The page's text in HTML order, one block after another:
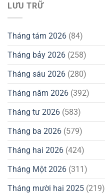
LƯU TRỮ
Tháng tám 2026 (84)
Tháng bảy 2026 (258)
Tháng sáu 2026 (280)
Tháng năm 2026 (392)
Tháng tư 2026 (583)
Tháng ba 2026 (579)
Tháng hai 2026 (424)
Tháng Một 2026 (311)
Tháng mười hai 2025 (219)